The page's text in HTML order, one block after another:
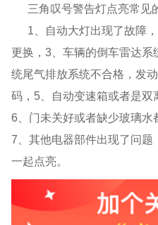
三角叹号警告灯点亮常见
1、自动大灯出现了故障
更换，3、车辆的倒车雷达
统尾气排放系统不合格，发
码，5、自动变速箱或者是双
6、门未关好或者缺少玻璃水
7、其他电器部件出现了问
一起点亮。